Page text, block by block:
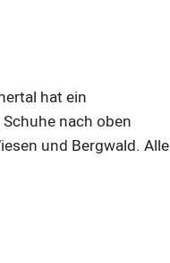
hat ein
nach oben
und Bergwald. Alle